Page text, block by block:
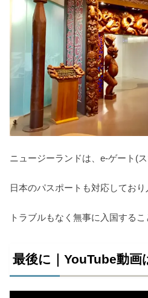
ニュージーランドは、e-ゲート(
日本のパスポートも対応しており
トラブルもなく無事に入国するこ
最後に｜YouTube動画